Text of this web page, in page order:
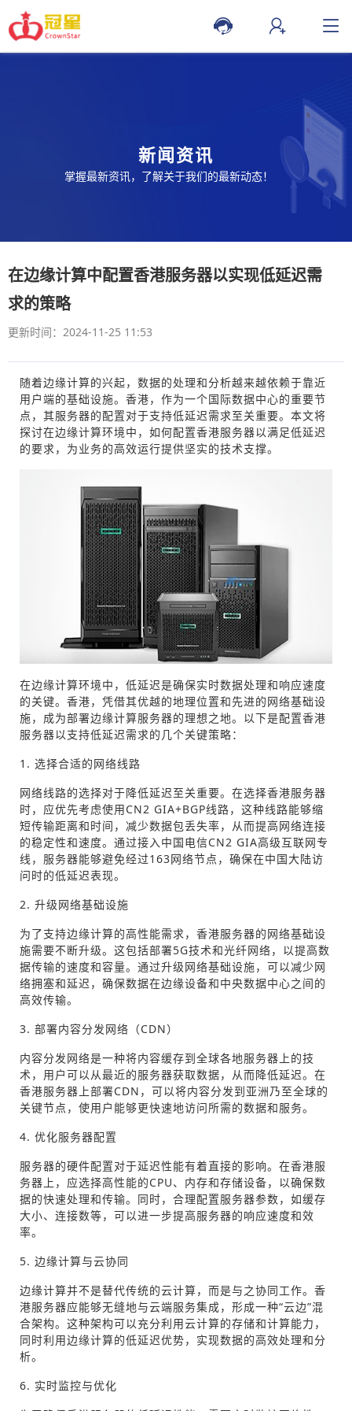
新闻资讯
掌握最新资讯，了解关于我们的最新动态！
在边缘计算中配置香港服务器以实现低延迟需
求的策略
更新时间：2024-11-25 11:53
随着边缘计算的兴起，数据的处理和分析越来越依赖于靠近
用户端的基础设施。香港，作为一个国际数据中心的重要节
点，其服务器的配置对于支持低延迟需求至关重要。本文将
探讨在边缘计算环境中，如何配置香港服务器以满足低延迟
的要求，为业务的高效运行提供坚实的技术支撑。
在边缘计算环境中，低延迟是确保实时数据处理和响应速度
的关键。香港，凭借其优越的地理位置和先进的网络基础设
施，成为部署边缘计算服务器的理想之地。以下是配置香港
服务器以支持低延迟需求的几个关键策略：
1. 选择合适的网络线路
网络线路的选择对于降低延迟至关重要。在选择香港服务器
时，应优先考虑使用CN2 GIA+BGP线路，这种线路能够缩
短传输距离和时间，减少数据包丢失率，从而提高网络连接
的稳定性和速度。通过接入中国电信CN2 GIA高级互联网专
线，服务器能够避免经过163网络节点，确保在中国大陆访
问时的低延迟表现。
2. 升级网络基础设施
为了支持边缘计算的高性能需求，香港服务器的网络基础设
施需要不断升级。这包括部署5G技术和光纤网络，以提高数
据传输的速度和容量。通过升级网络基础设施，可以减少网
络拥塞和延迟，确保数据在边缘设备和中央数据中心之间的
高效传输。
3. 部署内容分发网络（CDN）
内容分发网络是一种将内容缓存到全球各地服务器上的技
术，用户可以从最近的服务器获取数据，从而降低延迟。在
香港服务器上部署CDN，可以将内容分发到亚洲乃至全球的
关键节点，使用户能够更快速地访问所需的数据和服务。
4. 优化服务器配置
服务器的硬件配置对于延迟性能有着直接的影响。在香港服
务器上，应选择高性能的CPU、内存和存储设备，以确保数
据的快速处理和传输。同时，合理配置服务器参数，如缓存
大小、连接数等，可以进一步提高服务器的响应速度和效
率。
5. 边缘计算与云协同
边缘计算并不是替代传统的云计算，而是与之协同工作。香
港服务器应能够无缝地与云端服务集成，形成一种“云边”混
合架构。这种架构可以充分利用云计算的存储和计算能力，
同时利用边缘计算的低延迟优势，实现数据的高效处理和分
析。
6. 实时监控与优化